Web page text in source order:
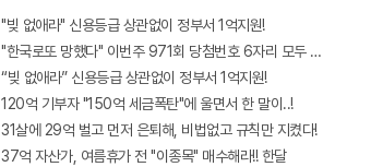
"빚 없애라" 신용등급 상관없이 정부서 1억지원!
"한국로또 망했다" 이번주 971회 당첨번호 6자리 모두 유출...관
“빚 없애라” 신용등급 상관없이 정부서 1억지원!
120억 기부자 "150억 세금폭탄"에 울면서 한 말이..!
31살에 29억 벌고 먼저 은퇴해, 비법없고 규칙만 지켰다!
37억 자산가, 여름휴가 전 "이종목" 매수해라!! 한달